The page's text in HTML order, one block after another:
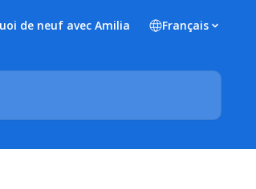
de neuf avec Amilia Français